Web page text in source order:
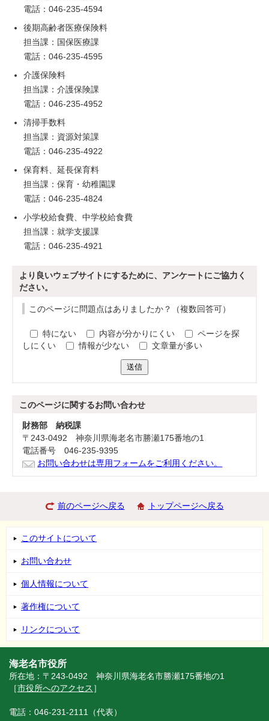
電話：046-235-4594
後期高齢者医療保険料
担当課：国保医療課
電話：046-235-4595
介護保険料
担当課：介護保険課
電話：046-235-4952
清掃手数料
担当課：資源対策課
電話：046-235-4922
保育料、延長保育料
担当課：保育・幼稚園課
電話：046-235-4824
小学校給食費、中学校給食費
担当課：就学支援課
電話：046-235-4921
より良いウェブサイトにするために、アンケートにご協力く
ださい。
このページに問題点はありましたか？（複数回答可）
特にない 内容が分かりにくい
ページを探
しにくい
情報が少ない 文章量が多い
送信
このページに関するお問い合わせ
財務部 納税課
〒243-0492 神奈川県海老名市勝瀬175番地の1
電話番号 046-235-9395
お問い合わせは専用フォームをご利用ください。
前のページへ戻る トップページへ戻る
このサイトについて
お問い合わせ
個人情報について
著作権について
リンクについて
海老名市役所
所在地：〒243-0492 神奈川県海老名市勝瀬175番地の1
［市役所へのアクセス ］
電話：046-231-2111（代表）